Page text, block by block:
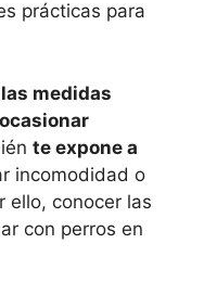
prácticas para
medidas
ocasionar
te expone a
incomodidad o
ello, conocer las
con perros en